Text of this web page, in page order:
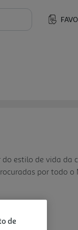
estilo de vida da
por todo
ficam bem em
de